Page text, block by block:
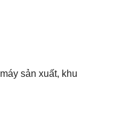
sản xuất, khu